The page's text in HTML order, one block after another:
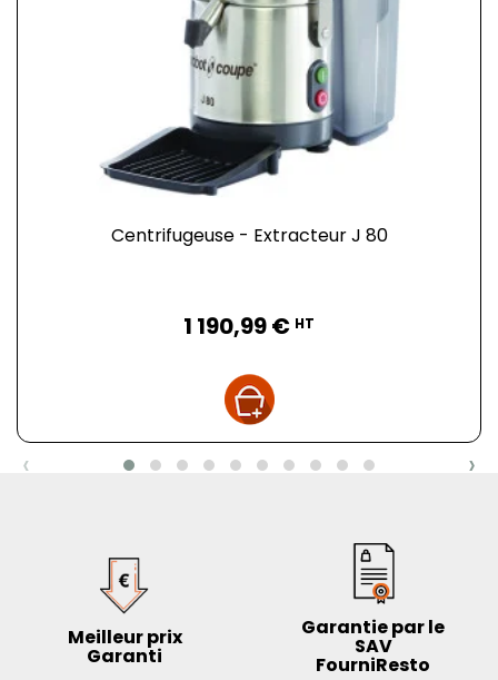
Centrifugeuse - Extracteur J 80
1 190,99 € HT
‹ ›
Meilleur prix
Garanti
Garantie par le
SAV
FourniResto